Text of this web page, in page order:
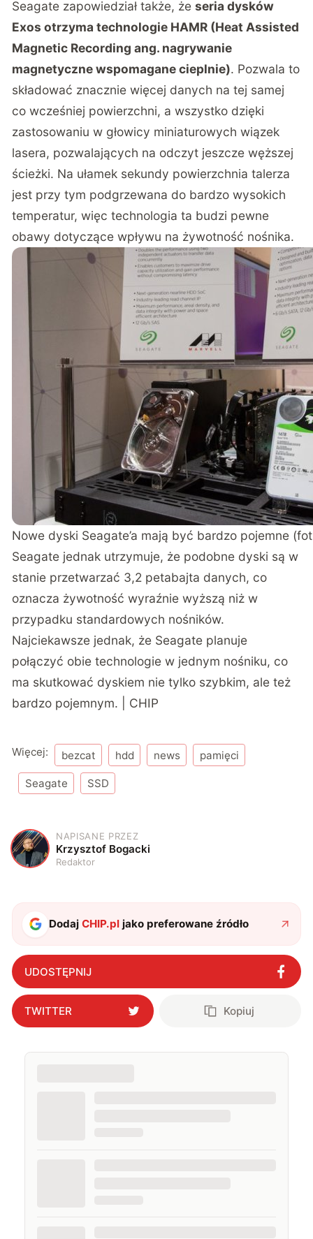
Seagate zapowiedział także, żeseria dysków
Exos otrzyma technologie HAMR (Heat Assisted
Magnetic Recording ang. nagrywanie
magnetyczne wspomagane cieplnie). Pozwala to
składować znacznie więcej danych na tej samej
co wcześniej powierzchni, a wszystko dzięki
zastosowaniu w głowicy miniaturowych wiązek
lasera, pozwalających na odczyt jeszcze węższej
ścieżki. Na ułamek sekundy powierzchnia talerza
jest przy tym podgrzewana do bardzo wysokich
temperatur, więc technologia ta budzi pewne
obawy dotyczące wpływu na żywotność nośnika.
Nowe dyski Seagate’a mają być bardzo pojemne
Seagate jednak utrzymuje, że podobne dyski są w
stanie przetwarzać 3,2 petabajta danych, co
oznacza żywotność wyraźnie wyższą niż w
przypadku standardowych nośników.
Najciekawsze jednak, że Seagate planuje
połączyć obie technologie w jednym nośniku, co
ma skutkować dyskiem nie tylko szybkim, ale też
bardzo pojemnym. | CHIP
Więcej: bezcat hdd news pamięci
Seagate SSD
K
NAPISANE PRZEZ
Krzysztof Bogacki
Redaktor
DodajCHIP.pl jako preferowane źródło
UDOSTĘPNIJ
TWITTER Kopiuj